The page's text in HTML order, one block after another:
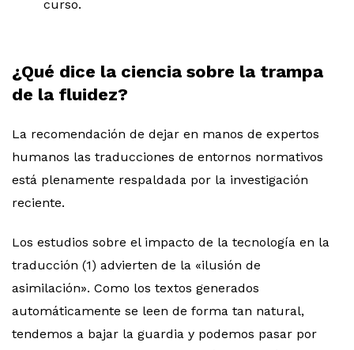
curso.
¿Qué dice la ciencia sobre la trampa
de la fluidez?
La recomendación de dejar en manos de expertos
humanos las traducciones de entornos normativos
está plenamente respaldada por la investigación
reciente.
Los estudios sobre el impacto de la tecnología en la
traducción (1) advierten de la «ilusión de
asimilación». Como los textos generados
automáticamente se leen de forma tan natural,
tendemos a bajar la guardia y podemos pasar por